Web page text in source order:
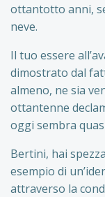
ottantotto anni,
neve.
Il tuo essere
dimostrato dal
almeno, ne sia
ottantenne
oggi sembra
Bertini, hai
esempio di
attraverso la